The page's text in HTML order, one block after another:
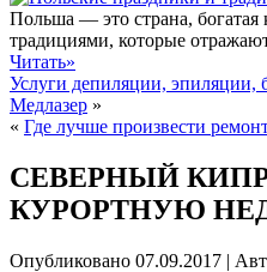
Польша — это страна, богатая
традициями, которые
Читать»
Услуги депиляции, эпиляции,
Медлазер »
« Где лучше произвести
СЕВЕРНЫЙ
КУРОРТНУЮ
Опубликовано 07.09.2017 |